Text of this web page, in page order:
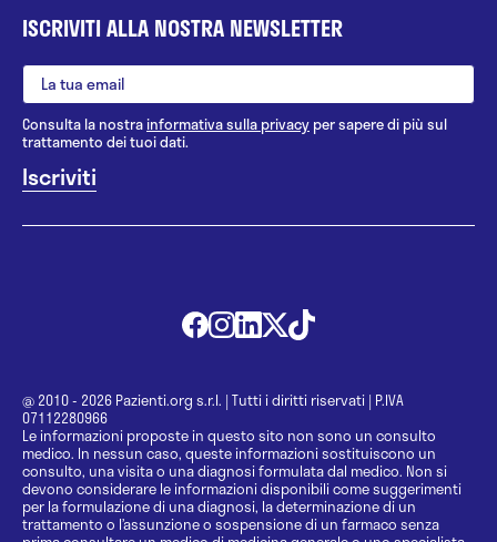
ISCRIVITI ALLA NOSTRA NEWSLETTER
Consulta la nostrainformativa sulla privacy per sapere di più sul
trattamento dei tuoi dati.
@ 2010 - 2026 Pazienti.org s.r.l. | Tutti i diritti riservati | P.IVA
07112280966
Le informazioni proposte in questo sito non sono un consulto
medico. In nessun caso, queste informazioni sostituiscono un
consulto, una visita o una diagnosi formulata dal medico. Non si
devono considerare le informazioni disponibili come suggerimenti
per la formulazione di una diagnosi, la determinazione di un
trattamento o l’assunzione o sospensione di un farmaco senza